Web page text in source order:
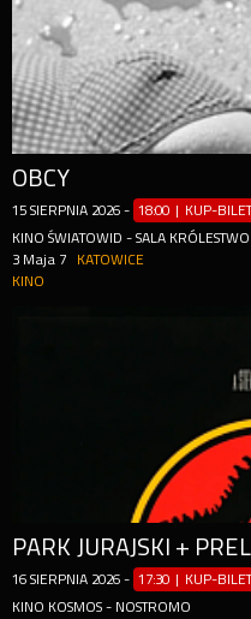
OBCY
15 SIERPNIA 2026 - 18:00 | KUP-
KINO ŚWIATOWID - SALA KRÓLESTWO
3 Maja 7
KATOWICE
KINO
PARK JURAJSKI +
16 SIERPNIA 2026 - 17:30 | KUP-
KINO KOSMOS - NOSTROMO